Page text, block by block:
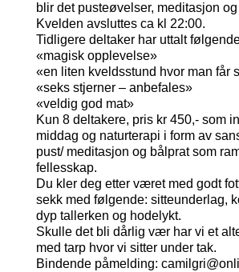
blir det pusteøvelser, meditasjon
Kvelden avsluttes ca kl 22:00.
Tidligere deltaker har uttalt
«magisk opplevelse»
«en liten kveldsstund hvor man får
«seks stjerner – anbefales»
«veldig god mat»
Kun 8 deltakere, pris kr 450,- som
middag og naturterapi i form av
pust/ meditasjon og bålprat som
fellesskap.
Du kler deg etter været med godt
sekk med følgende: sitteunderlag,
dyp tallerken og hodelykt.
Skulle det bli dårlig vær har vi et
med tarp hvor vi sitter under tak.
Bindende påmelding: